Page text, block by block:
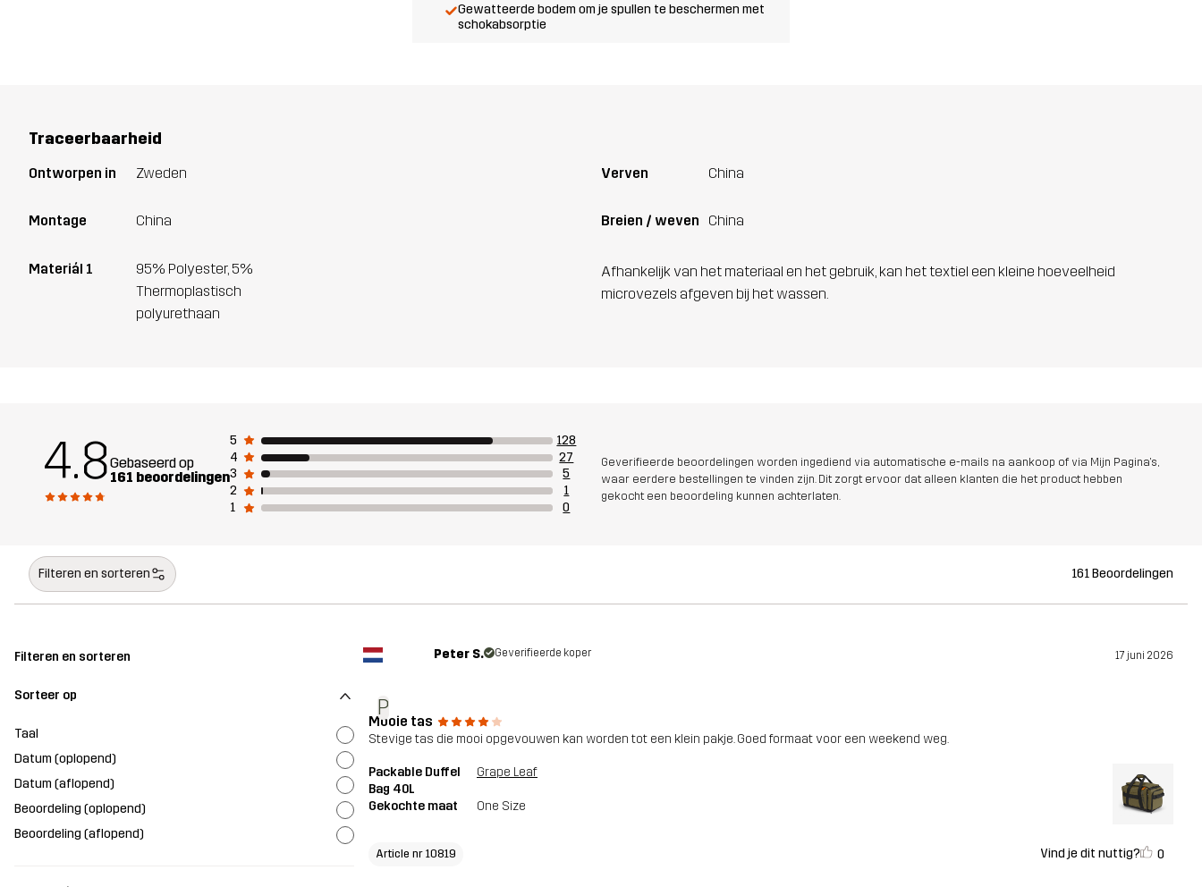
Gewatteerde bodem om je spullen te beschermen met
schokabsorptie
Traceerbaarheid
Ontworpen in Zweden
Montage China
Materiál 1
95% Polyester, 5%
Thermoplastisch
polyurethaan
Verven China
Breien / weven China
Afhankelijk van het materiaal en het gebruik, kan het textiel een kleine hoeveelheid
microvezels afgeven bij het wassen.
4.8Gebaseerd op
161 beoordelingen
5
128
4
27
3
5
2
1
1
0
Geverifieerde beoordelingen worden ingediend via automatische e-mails na aankoop of via Mijn Pagina's,
waar eerdere bestellingen te vinden zijn. Dit zorgt ervoor dat alleen klanten die het product hebben
gekocht een beoordeling kunnen achterlaten.
Filteren en sorteren 161 Beoordelingen
Filteren en sorteren
Sorteer op
Taal
Datum (oplopend)
Datum (aflopend)
Beoordeling (oplopend)
Beoordeling (aflopend)
P
Peter S. Geverifieerde koper 17 juni 2026
Mooie tas
Stevige tas die mooi opgevouwen kan worden tot een klein pakje. Goed formaat voor een weekend weg.
Packable Duffel
Bag 40L
Grape Leaf
Gekochte maat One Size
Article nr 10819 Vind je dit nuttig? 0